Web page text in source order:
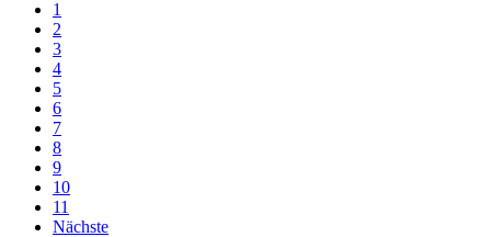
1
2
3
4
5
6
7
8
9
10
11
Nächste